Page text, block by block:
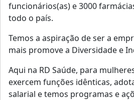
funcionários(as) e 3000
todo o país.
Temos a aspiração de ser a
mais promove a Diversidade e
Aqui na RD Saúde, para
exercem funções idênticas,
salarial e temos programas e